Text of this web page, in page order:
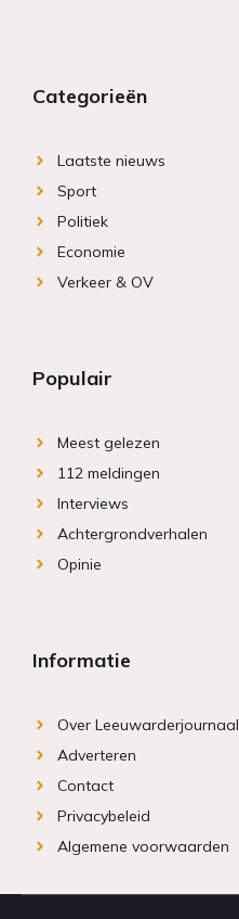
Categorieën
Laatste nieuws
Sport
Politiek
Economie
Verkeer & OV
Populair
Meest gelezen
112 meldingen
Interviews
Achtergrondverhalen
Opinie
Informatie
Over Leeuwarderjournaal
Adverteren
Contact
Privacybeleid
Algemene voorwaarden